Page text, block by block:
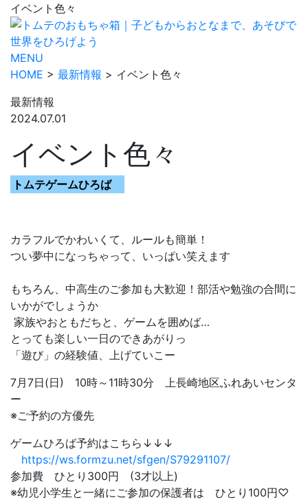
イベント色々
MENU
HOME > 最新情報 > イベント色々
最新情報
2024.07.01
イベント色々
トムテゲームひろば
カラフルでかわいくて、ルールも簡単！
つい夢中になっちゃって、いっぱい笑えます
もちろん、中高生のご参加も大歓迎！部活や勉強の合間に
いかがでしょうか
家族やおともだちと、ゲームを囲めば…
とっても楽しい一日のできあがりっ
「遊び」の経験値、上げていこー
7月7日(日) 10時～11時30分 上長崎地区ふれあいセンタ
ー
※ご予約の方優先
ゲームひろば予約はこちら↓↓↓
https://ws.formzu.net/sfgen/S79291107/
参加費 ひとり300円 (3才以上)
※幼児小学生と一緒にご参加の保護者は ひとり100円♡